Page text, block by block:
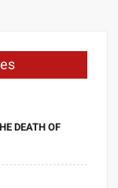
DEATH OF